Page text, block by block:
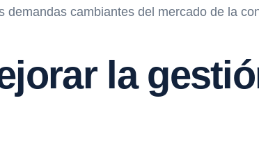
cambiantes del mercado de la
la